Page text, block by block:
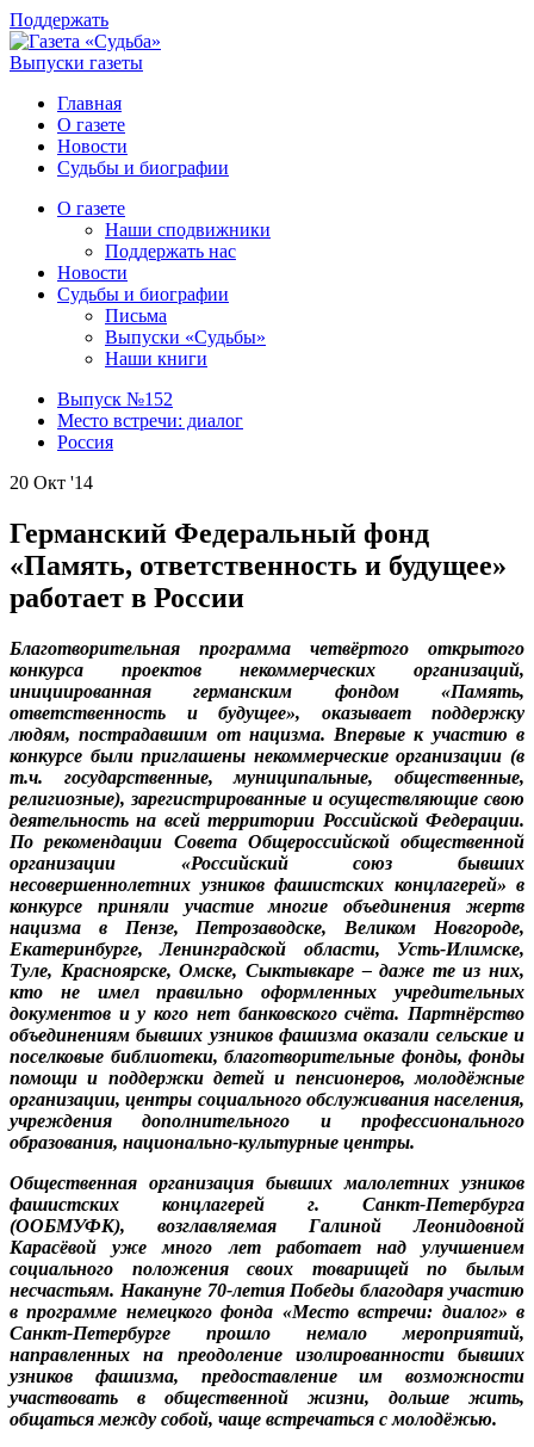
Поддержать
Выпуски газеты
Главная
О газете
Новости
Судьбы и биографии
О газете
Наши сподвижники
Поддержать нас
Новости
Судьбы и биографии
Письма
Выпуски «Судьбы»
Наши книги
Выпуск №152
Место встречи: диалог
Россия
20 Окт '14
Германский Федеральный фонд
«Память, ответственность и будущее»
работает в России
Благотворительная программа четвёртого открытого
конкурса проектов некоммерческих организаций,
инициированная германским фондом «Память,
ответственность и будущее», оказывает поддержку
людям, пострадавшим от нацизма. Впервые к участию в
конкурсе были приглашены некоммерческие организации (в
т.ч. государственные, муниципальные, общественные,
религиозные), зарегистрированные и осуществляющие свою
деятельность на всей территории Российской Федерации.
По рекомендации Совета Общероссийской общественной
организации «Российский союз бывших
несовершеннолетних узников фашистских концлагерей» в
конкурсе приняли участие многие объединения жертв
нацизма в Пензе, Петрозаводске, Великом Новгороде,
Екатеринбурге, Ленинградской области, Усть-Илимске,
Туле, Красноярске, Омске, Сыктывкаре – даже те из них,
кто не имел правильно оформленных учредительных
документов и у кого нет банковского счёта. Партнёрство
объединениям бывших узников фашизма оказали сельские и
поселковые библиотеки, благотворительные фонды, фонды
помощи и поддержки детей и пенсионеров, молодёжные
организации, центры социального обслуживания населения,
учреждения дополнительного и профессионального
образования, национально-культурные центры.
Общественная организация бывших малолетних узников
фашистских концлагерей г. Санкт-Петербурга
(ООБМУФК), возглавляемая Галиной Леонидовной
Карасёвой уже много лет работает над улучшением
социального положения своих товарищей по былым
несчастьям. Накануне 70-летия Победы благодаря участию
в программе немецкого фонда «Место встречи: диалог» в
Санкт-Петербурге прошло немало мероприятий,
направленных на преодоление изолированности бывших
узников фашизма, предоставление им возможности
участвовать в общественной жизни, дольше жить,
общаться между собой, чаще встречаться с молодёжью.